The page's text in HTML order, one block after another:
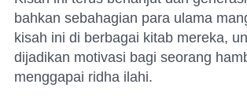
bahkan sebahagian para ulama
kisah ini di berbagai kitab mereka,
dijadikan motivasi bagi seorang
menggapai ridha ilahi.